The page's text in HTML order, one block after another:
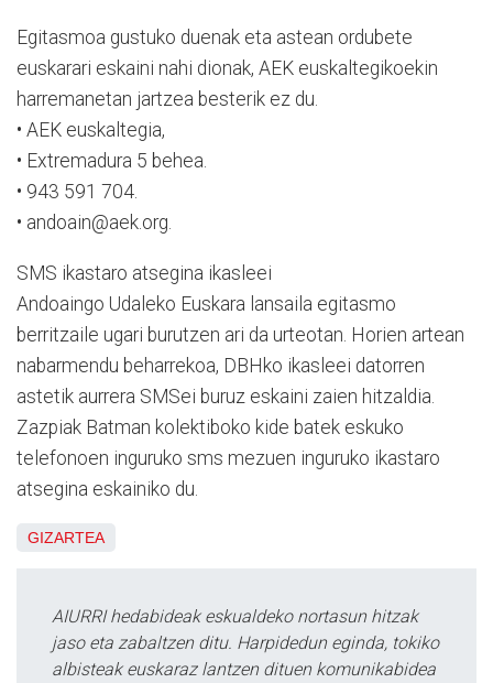
Egitasmoa gustuko duenak eta astean ordubete
euskarari eskaini nahi dionak, AEK euskaltegikoekin
harremanetan jartzea besterik ez du.
• AEK euskaltegia,
• Extremadura 5 behea.
• 943 591 704.
• andoain@aek.org.
SMS ikastaro atsegina ikasleei
Andoaingo Udaleko Euskara lansaila egitasmo
berritzaile ugari burutzen ari da urteotan. Horien artean
nabarmendu beharrekoa, DBHko ikasleei datorren
astetik aurrera SMSei buruz eskaini zaien hitzaldia.
Zazpiak Batman kolektiboko kide batek eskuko
telefonoen inguruko sms mezuen inguruko ikastaro
atsegina eskainiko du.
GIZARTEA
AIURRI hedabideak eskualdeko nortasun hitzak
jaso eta zabaltzen ditu. Harpidedun eginda, tokiko
albisteak euskaraz lantzen dituen komunikabidea